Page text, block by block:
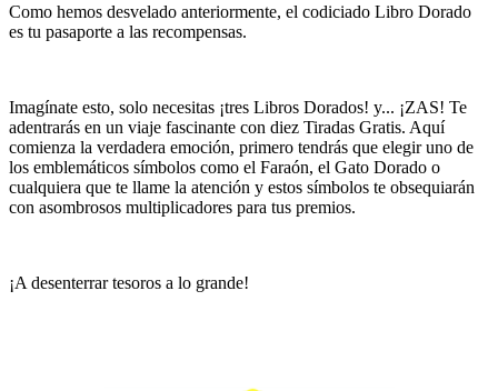
Como hemos desvelado anteriormente, el codiciado Libro Dorado
es tu pasaporte a las recompensas.
Imagínate esto, solo necesitas ¡tres Libros Dorados! y... ¡ZAS! Te
adentrarás en un viaje fascinante con diez Tiradas Gratis. Aquí
comienza la verdadera emoción, primero tendrás que elegir uno de
los emblemáticos símbolos como el Faraón, el Gato Dorado o
cualquiera que te llame la atención y estos símbolos te obsequiarán
con asombrosos multiplicadores para tus premios.
¡A desenterrar tesoros a lo grande!